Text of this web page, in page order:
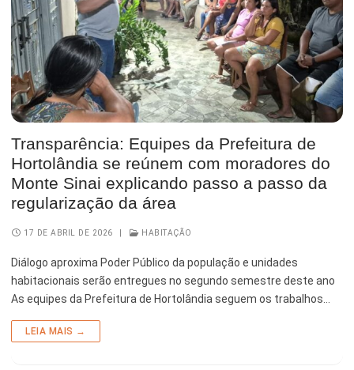
Transparência: Equipes da Prefeitura de
Hortolândia se reúnem com moradores do
Monte Sinai explicando passo a passo da
regularização da área
17 DE ABRIL DE 2026 HABITAÇÃO
Diálogo aproxima Poder Público da população e unidades
habitacionais serão entregues no segundo semestre deste ano
As equipes da Prefeitura de Hortolândia seguem os trabalhos…
LEIA MAIS →